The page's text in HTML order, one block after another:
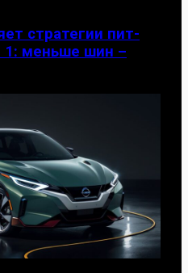
стратегии пит-
1: меньше шин –